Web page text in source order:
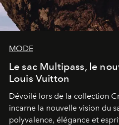
MODE
Le sac Multipass, le
Louis Vuitton
Dévoilé lors de la collection
incarne la nouvelle vision du
polyvalence, élégance et